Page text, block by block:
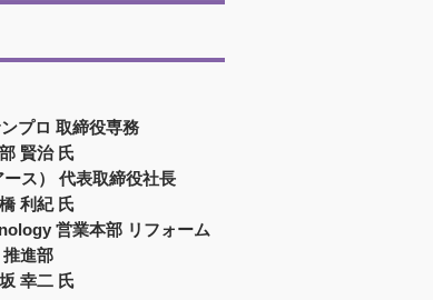
プロ 取締役専務
賢治 氏
ス） 代表取締役社長
利紀 氏
営業本部 リフォーム
推進部
幸二 氏